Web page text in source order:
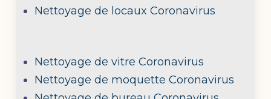
Nettoyage de locaux Coronavirus
Nettoyage de vitre Coronavirus
Nettoyage de moquette Coronavirus